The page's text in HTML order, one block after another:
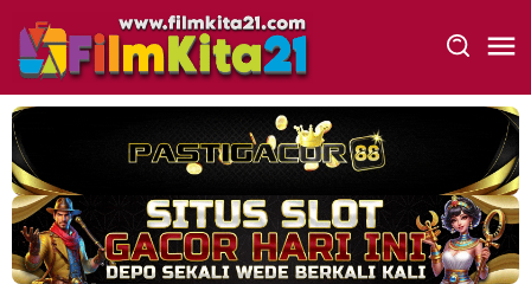
konten